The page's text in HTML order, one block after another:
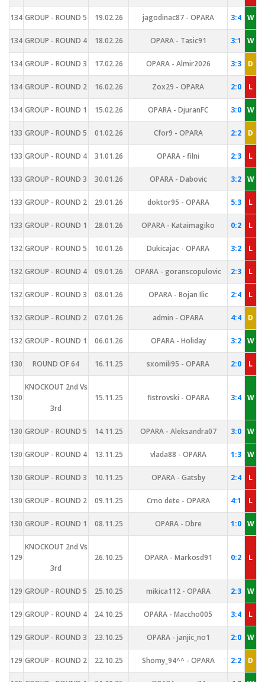
134 GROUP - ROUND 5 19.02.26 jagodinac87 - OPARA 3:4 W
134 GROUP - ROUND 4 18.02.26 OPARA - Tasic91 3:1 W
134 GROUP - ROUND 3 17.02.26 OPARA - Almir2026 3:3 D
134 GROUP - ROUND 2 16.02.26 Zox29 - OPARA 2:0 L
134 GROUP - ROUND 1 15.02.26 OPARA - DjuranFC 3:0 W
133 GROUP - ROUND 5 01.02.26 Cfor9 - OPARA 2:2 D
133 GROUP - ROUND 4 31.01.26 OPARA - filni 2:3 L
133 GROUP - ROUND 3 30.01.26 OPARA - Dabovic 3:2 W
133 GROUP - ROUND 2 29.01.26 doktor95 - OPARA 5:3 L
133 GROUP - ROUND 1 28.01.26 OPARA - Kataimagiko 0:2 L
132 GROUP - ROUND 5 10.01.26 Dukicajac - OPARA 3:2 L
132 GROUP - ROUND 4 09.01.26 OPARA - goranscopulovic 2:3 L
132 GROUP - ROUND 3 08.01.26 OPARA - Bojan Ilic 2:4 L
132 GROUP - ROUND 2 07.01.26 admin - OPARA 4:4 D
132 GROUP - ROUND 1 06.01.26 OPARA - Holiday 3:2 W
130 ROUND OF 64 16.11.25 sxomili95 - OPARA 2:0 L
130
KNOCKOUT 2nd Vs
3rd
15.11.25 fistrovski - OPARA 3:4 W
130 GROUP - ROUND 5 14.11.25 OPARA - Aleksandra07 3:0 W
130 GROUP - ROUND 4 13.11.25 vlada88 - OPARA 1:3 W
130 GROUP - ROUND 3 10.11.25 OPARA - Gatsby 2:4 L
130 GROUP - ROUND 2 09.11.25 Crno dete - OPARA 4:1 L
130 GROUP - ROUND 1 08.11.25 OPARA - Dbre 1:0 W
129
KNOCKOUT 2nd Vs
3rd
26.10.25 OPARA - Markosd91 0:2 L
129 GROUP - ROUND 5 25.10.25 mikica112 - OPARA 2:3 W
129 GROUP - ROUND 4 24.10.25 OPARA - Maccho005 3:4 L
129 GROUP - ROUND 3 23.10.25 OPARA - janjic_no1 2:0 W
129 GROUP - ROUND 2 22.10.25 Shomy_94^^ - OPARA 2:2 D